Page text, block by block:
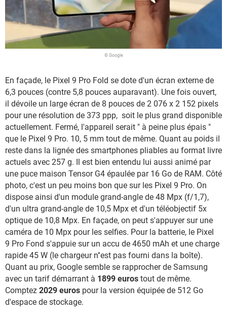
© Google
En façade, le Pixel 9 Pro Fold se dote d'un écran externe de
6,3 pouces (contre 5,8 pouces auparavant). Une fois ouvert,
il dévoile un large écran de 8 pouces de 2 076 x 2 152 pixels
pour une résolution de 373 ppp, soit le plus grand disponible
actuellement. Fermé, l'appareil serait " à peine plus épais "
que le Pixel 9 Pro. 10, 5 mm tout de même. Quant au poids il
reste dans la lignée des smartphones pliables au format livre
actuels avec 257 g. Il est bien entendu lui aussi animé par
une puce maison Tensor G4 épaulée par 16 Go de RAM. Côté
photo, c'est un peu moins bon que sur les Pixel 9 Pro. On
dispose ainsi d'un module grand-angle de 48 Mpx (f/1,7),
d'un ultra grand-angle de 10,5 Mpx et d'un téléobjectif 5x
optique de 10,8 Mpx. En façade, on peut s'appuyer sur une
caméra de 10 Mpx pour les selfies. Pour la batterie, le Pixel
9 Pro Fond s'appuie sur un accu de 4650 mAh et une charge
rapide 45 W (le chargeur n''est pas fourni dans la boîte).
Quant au prix, Google semble se rapprocher de Samsung
avec un tarif démarrant à 1899 euros tout de même.
Comptez 2029 euros pour la version équipée de 512 Go
d'espace de stockage.